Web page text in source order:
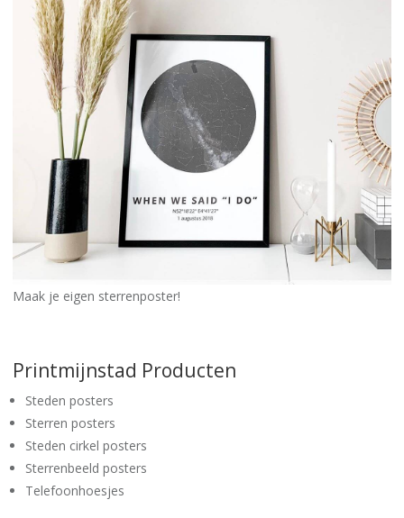
Maak je eigen sterrenposter!
Printmijnstad Producten
Steden posters
Sterren posters
Steden cirkel posters
Sterrenbeeld posters
Telefoonhoesjes